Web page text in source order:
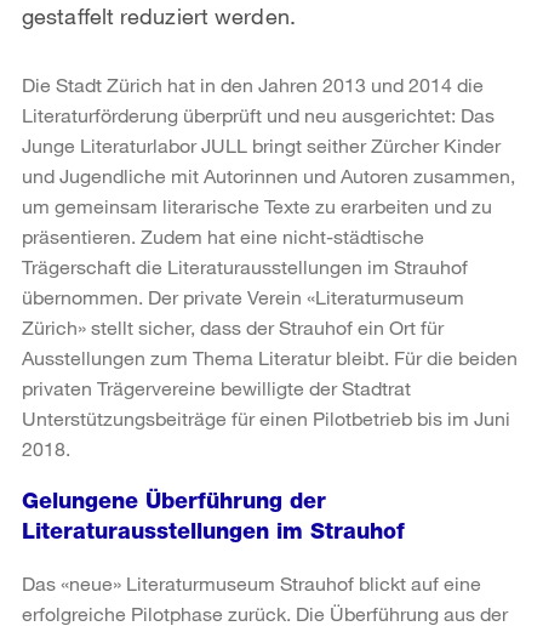
gestaffelt reduziert werden.
Die Stadt Zürich hat in den Jahren 2013 und 2014 die
Literaturförderung überprüft und neu ausgerichtet: Das
Junge Literaturlabor JULL bringt seither Zürcher Kinder
und Jugendliche mit Autorinnen und Autoren zusammen,
um gemeinsam literarische Texte zu erarbeiten und zu
präsentieren. Zudem hat eine nicht-städtische
Trägerschaft die Literaturausstellungen im Strauhof
übernommen. Der private Verein «Literaturmuseum
Zürich» stellt sicher, dass der Strauhof ein Ort für
Ausstellungen zum Thema Literatur bleibt. Für die beiden
privaten Trägervereine bewilligte der Stadtrat
Unterstützungsbeiträge für einen Pilotbetrieb bis im Juni
2018.
Gelungene Überführung der
Literaturausstellungen im Strauhof
Das «neue» Literaturmuseum Strauhof blickt auf eine
erfolgreiche Pilotphase zurück. Die Überführung aus der